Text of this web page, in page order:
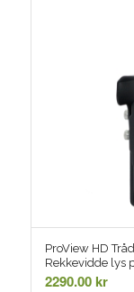
ProView HD
Rekkevidde lys
2290.00kr